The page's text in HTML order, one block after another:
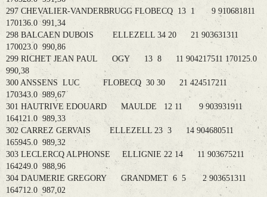
297 CHEVALIER-VANDERBRUGG FLOBECQ 13 1 9 910681811
170136.0 991,34
298 BALCAEN DUBOIS ELLEZELL 34 20 21 903631311
170023.0 990,86
299 RICHET JEAN PAUL OGY 13 8 11 904217511 170125.0
990,38
300 ANSSENS LUC FLOBECQ 30 30 21 424517211
170343.0 989,67
301 HAUTRIVE EDOUARD MAULDE 12 11 9 903931911
164121.0 989,33
302 CARREZ GERVAIS ELLEZELL 23 3 14 904680511
165945.0 989,32
303 LECLERCQ ALPHONSE ELLIGNIE 22 14 11 903675211
164249.0 988,96
304 DAUMERIE GREGORY GRANDMET 6 5 2 903651311
164712.0 987,02